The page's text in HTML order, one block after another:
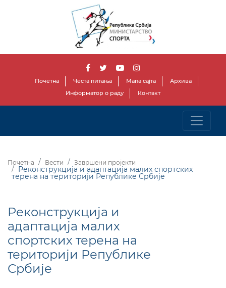
Почетна Честа питања Мапа сајта
Архива
Информатор о раду
Контакт
Почетна Вести Завршени пројекти
Реконструкција и адаптација малих спортских
терена на територији Републике Србије
Реконструкција и
адаптација малих
спортских терена на
територији Републике
Србије